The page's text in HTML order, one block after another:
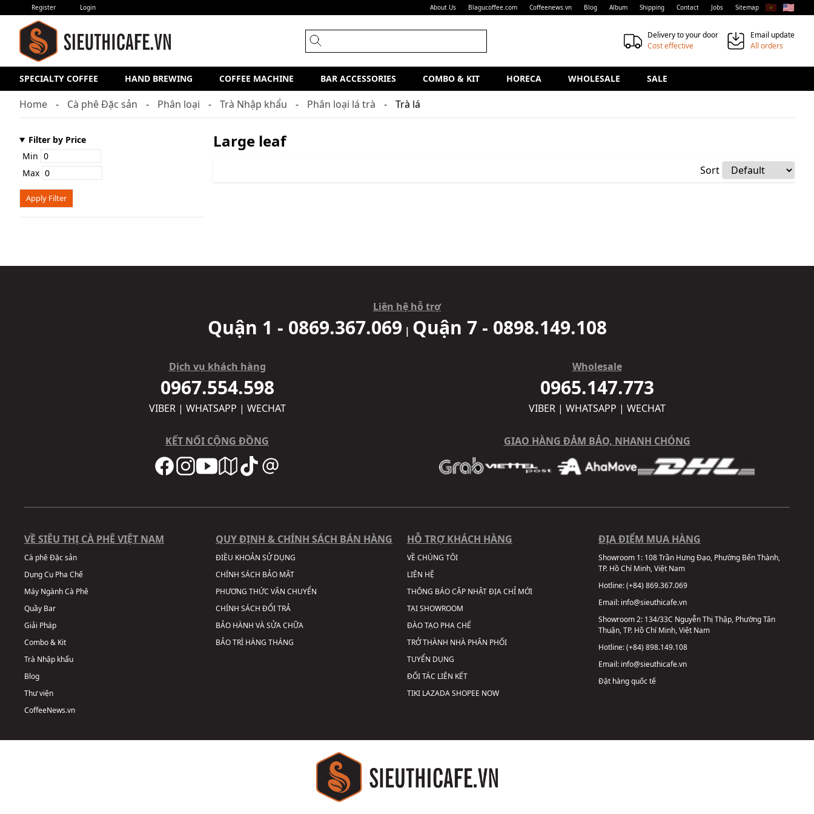
Register Login About Us Blagucoffee.com Coffeenews.vn Blog Album Shipping Contact Jobs Sitemap 🇻🇳 🇺🇸
Delivery to your door
Cost effective
Email update
All orders
SPECIALTY COFFEE HAND BREWING COFFEE MACHINE BAR ACCESSORIES COMBO & KIT HORECA WHOLESALE SALE
Home Cà phê Đặc sản Phân loại Trà Nhập khẩu Phân loại lá trà Trà lá
Filter by Price
Min
Max
Apply Filter
Large leaf
Sort
Liên hệ hỗ trợ
Quận 1 - 0869.367.069 | Quận 7 - 0898.149.108
Dịch vụ khách hàng
0967.554.598
VIBER | WHATSAPP | WECHAT
Wholesale
0965.147.773
VIBER | WHATSAPP | WECHAT
KẾT NỐI CỘNG ĐỒNG GIAO HÀNG ĐẢM BẢO, NHANH CHÓNG
VỀ SIÊU THỊ CÀ PHÊ VIỆT NAM
Cà phê Đặc sản
Dụng Cụ Pha Chế
Máy Ngành Cà Phê
Quầy Bar
Giải Pháp
Combo & Kit
Trà Nhập khẩu
Blog
Thư viện
CoffeeNews.vn
QUY ĐỊNH & CHÍNH SÁCH BÁN HÀNG
ĐIỀU KHOẢN SỬ DỤNG
CHÍNH SÁCH BẢO MẬT
PHƯƠNG THỨC VẬN CHUYỂN
CHÍNH SÁCH ĐỔI TRẢ
BẢO HÀNH VÀ SỬA CHỮA
BẢO TRÌ HÀNG THÁNG
HỖ TRỢ KHÁCH HÀNG
VỀ CHÚNG TÔI
LIÊN HỆ
THÔNG BÁO CẬP NHẬT ĐỊA CHỈ MỚI
TẠI SHOWROOM
ĐÀO TẠO PHA CHẾ
TRỞ THÀNH NHÀ PHÂN PHỐI
TUYỂN DỤNG
ĐỐI TÁC LIÊN KẾT
TIKI LAZADASHOPEE NOW
ĐỊA ĐIỂM MUA HÀNG
Showroom 1: 108 Trần Hưng Đạo, Phường Bến Thành,
TP. Hồ Chí Minh, Việt Nam
Hotline:(+84) 869.367.069
Email: info@sieuthicafe.vn
Showroom 2: 134/33C Nguyễn Thị Thập, Phường Tân
Thuận, TP. Hồ Chí Minh, Việt Nam
Hotline:(+84) 898.149.108
Email: info@sieuthicafe.vn
Đặt hàng quốc tế